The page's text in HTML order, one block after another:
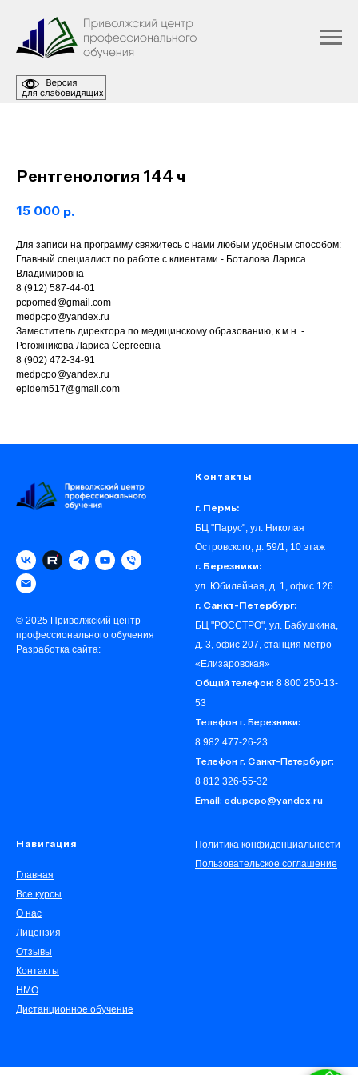
Рентгенология 144 ч
15 000 р.
Для записи на программу свяжитесь с нами любым удобным способом:
Главный специалист по работе с клиентами - Боталова Лариса
Владимировна
8 (912) 587-44-01
pcpomed@gmail.com
medpcpo@yandex.ru
Заместитель директора по медицинскому образованию, к.м.н. -
Рогожникова Лариса Сергеевна
8 (902) 472-34-91
medpcpo@yandex.ru
epidem517@gmail.com
© 2025 Приволжский центр
профессионального обучения
Разработка сайта:
Контакты
г. Пермь:
БЦ "Парус", ул. Николая
Островского, д. 59/1, 10 этаж
г. Березники:
ул. Юбилейная, д. 1, офис 126
г. Санкт-Петербург:
БЦ "РОССТРО", ул. Бабушкина,
д. 3, офис 207, станция метро
«‎Елизаровская»
Общий телефон: 8 800 250-13-
53
Телефон г. Березники:
8 982 477-26-23
Телефон г. Санкт-Петербург:
8 812 326-55-32
Email: edupcpo@yandex.ru
Навигация
Главная
Все курсы
О нас
Лицензия
Отзывы
Контакты
НМО
Дистанционное обучение
Политика конфиденциальности
Пользовательское соглашение